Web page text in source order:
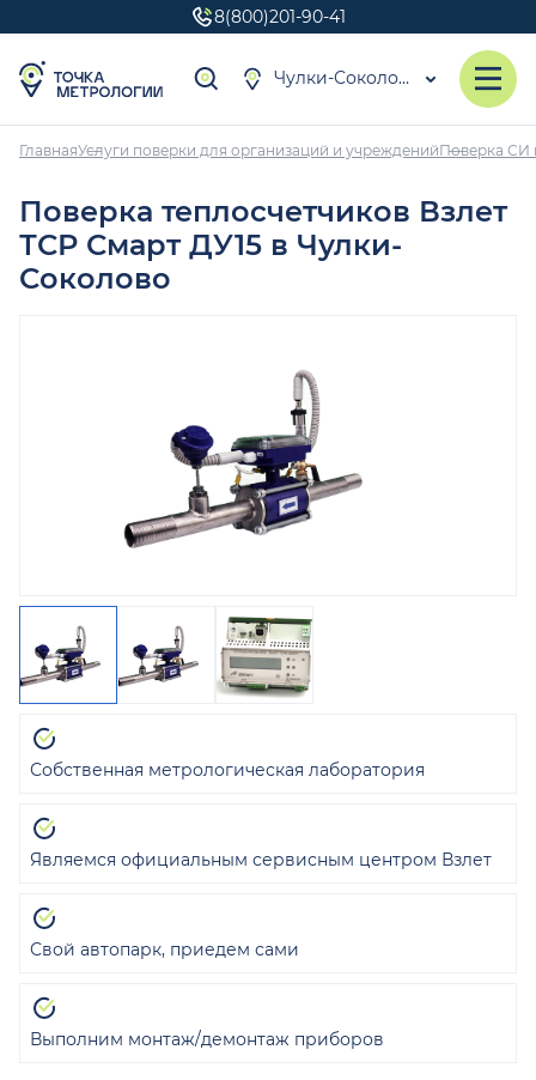
8(800)201-90-41
Чулки-Соколово
ГлавнаяУслуги поверки для организаций и учрежденийПоверка СИ
Поверка теплосчетчиков Взлет
ТСР Смарт ДУ15 в Чулки-
Соколово
Собственная метрологическая лаборатория
Являемся официальным сервисным центром Взлет
Свой автопарк, приедем сами
Выполним монтаж/демонтаж приборов